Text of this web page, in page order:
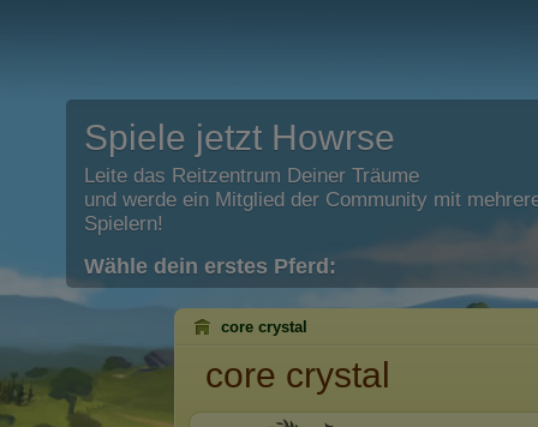
Spiele jetzt Howrse
Leite das Reitzentrum Deiner Träume
und werde ein Mitglied der Community mit
Spielern!
Wähle dein erstes Pferd:
core crystal
core crystal